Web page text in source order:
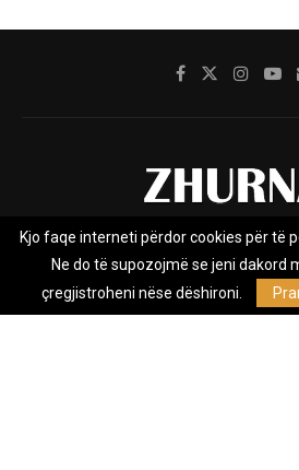
Rreth nesh Impresumi
Privacy Policy
Zhurnal.mk është Agjenci e Lajmeve e
Kjo faqe interneti përdor cookies për të
Ne do të supozojmë se jeni dakord
çregjistroheni nëse dëshironi.